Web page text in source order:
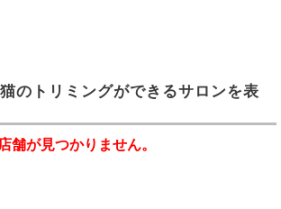
猫のトリミングができるサロンを表
舗が見つかりません。